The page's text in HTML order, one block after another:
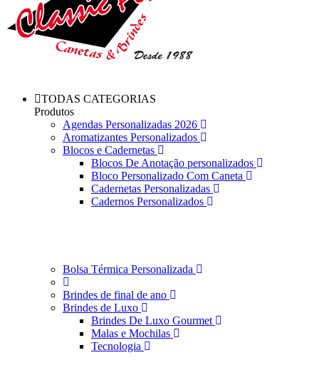
TODAS CATEGORIAS
Produtos
Agendas Personalizadas 2026
Aromatizantes Personalizados
Blocos e Cadernetas
Blocos De Anotação personalizados
Bloco Personalizado Com Caneta
Cadernetas Personalizadas
Cadernos Personalizados
Bolsa Térmica Personalizada
Brindes de final de ano
Brindes de Luxo
Brindes De Luxo Gourmet
Malas e Mochilas
Tecnologia